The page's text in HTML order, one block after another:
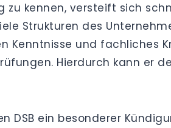
zu kennen, versteift sich
Strukturen des
Kenntnisse und fachliches
Hierdurch kann er
DSB ein besonderer